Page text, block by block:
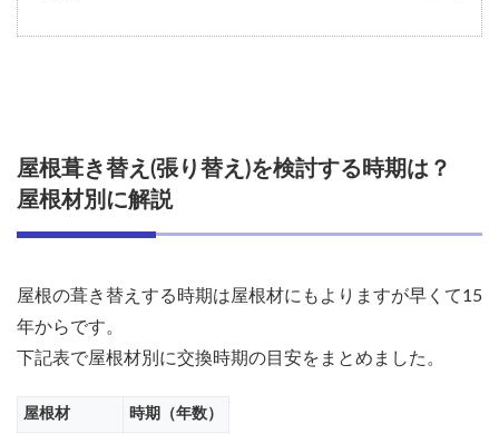
屋根
討す
る時
期
は？
に解
1.1
瓦の
屋根葺き替え(張り替え)を検討する時期は？
屋根材別に解説
屋根の葺き替えする時期は屋根材にもよりますが早くて15
年からです。
下記表で屋根材別に交換時期の目安をまとめました。
屋根材 時期（年数）